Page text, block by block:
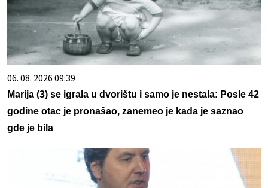
06. 08. 2026 09:39
Marija (3) se igrala u dvorištu i samo je nestala: Posle 42
godine otac je pronašao, zanemeo je kada je saznao
gde je bila